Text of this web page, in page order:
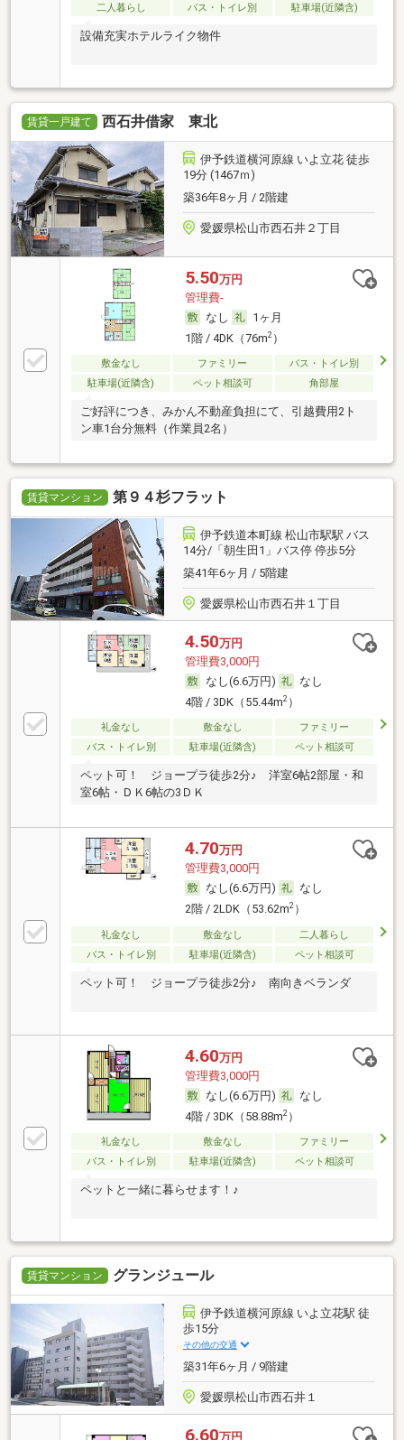
二人暮らし
バス・トイレ別 駐車場(近隣含)
設備充実ホテルライク物件
賃貸一戸建て 西石井借家 東北
伊予鉄道横河原線 いよ立花 徒歩
19分 (1467ｍ)
築36年8ヶ月 / 2階建
愛媛県松山市西石井２丁目
5.50万円
管理費-
なし
1ヶ月
1階 / 4DK（76m2）
敷金なし ファミリー
バス・トイレ別
駐車場(近隣含)
ペット相談可 角部屋
ご好評につき、みかん不動産負担にて、引越費用2ト
ン車1台分無料（作業員2名）
賃貸マンション 第９４杉フラット
伊予鉄道本町線 松山市駅駅 バス
14分/「朝生田1」バス停 停歩5分
築41年6ヶ月 / 5階建
愛媛県松山市西石井１丁目
4.50万円
管理費3,000円
なし(6.6万円)
なし
4階 / 3DK（55.44m2）
礼金なし 敷金なし
ファミリー
バス・トイレ別
駐車場(近隣含) ペット相談可
ペット可！ ジョープラ徒歩2分♪ 洋室6帖2部屋・和
室6帖・ＤＫ6帖の3ＤＫ
4.70万円
管理費3,000円
なし(6.6万円)
なし
2階 / 2LDK（53.62m2）
礼金なし 敷金なし
二人暮らし
バス・トイレ別
駐車場(近隣含) ペット相談可
ペット可！ ジョープラ徒歩2分♪ 南向きベランダ
4.60万円
管理費3,000円
なし(6.6万円)
なし
4階 / 3DK（58.88m2）
礼金なし 敷金なし
ファミリー
バス・トイレ別
駐車場(近隣含) ペット相談可
ペットと一緒に暮らせます！♪
賃貸マンション グランジュール
伊予鉄道横河原線 いよ立花駅 徒
歩15分
その他の交通
築31年6ヶ月 / 9階建
愛媛県松山市西石井１
6.60万円